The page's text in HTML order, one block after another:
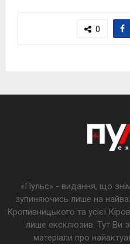
0
«Пульс» - видання, що
зупиняючись лише на
Кропивницького та усієї
лише ексклюзив. Тут Ви
матеріали про